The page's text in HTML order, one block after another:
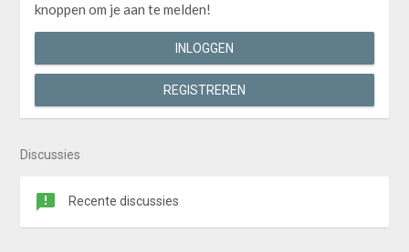
knoppen om je aan te melden!
INLOGGEN
REGISTREREN
Discussies
Recente discussies